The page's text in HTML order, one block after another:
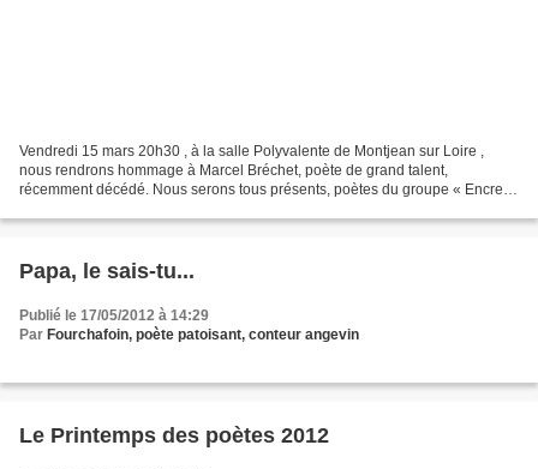
Vendredi 15 mars 20h30 , à la salle Polyvalente de Montjean sur Loire ,
nous rendrons hommage à Marcel Bréchet, poète de grand talent,
récemment décédé. Nous serons tous présents, poètes du groupe « Encre »,
Papa, le sais-tu...
Publié le 17/05/2012 à 14:29
Par Fourchafoin, poète patoisant, conteur angevin
Le Printemps des poètes 2012